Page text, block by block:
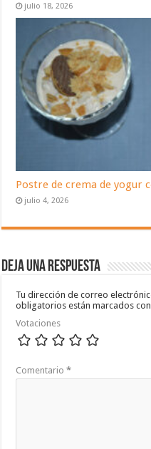
julio 18, 2026
Postre de crema de yogur
julio 4, 2026
Deja una respuesta
Tu dirección de correo
obligatorios están marcados
Votaciones
Comentario*